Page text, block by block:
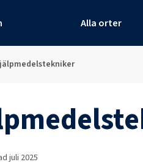
Alla orter
juli 2025